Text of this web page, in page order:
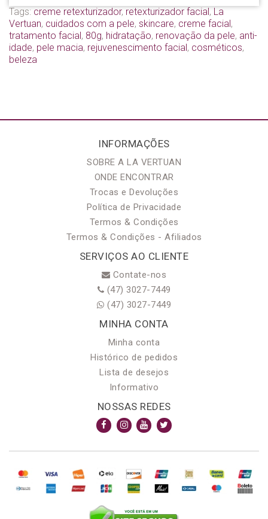
Tags: creme retexturizador, retexturizador facial, La
Vertuan, cuidados com a pele, skincare, creme facial,
tratamento facial, 80g, hidratação, renovação da pele, anti-
idade, pele macia, rejuvenescimento facial, cosméticos,
beleza
INFORMAÇÕES
SOBRE A LA VERTUAN
ONDE ENCONTRAR
Trocas e Devoluções
Política de Privacidade
Termos & Condições
Termos & Condições - Afiliados
SERVIÇOS AO CLIENTE
Contate-nos
(47) 3027-7449
(47) 3027-7449
MINHA CONTA
Minha conta
Histórico de pedidos
Lista de desejos
Informativo
NOSSAS REDES